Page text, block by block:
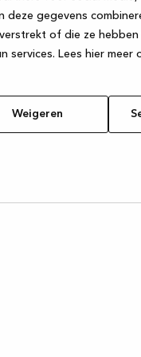
deze gegevens
of die ze hebben
services. Lees hier meer
Weigeren
has occurred